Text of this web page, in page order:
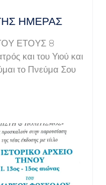
ΗΜΈΡΑΣ
ΕΤΟΥΣ 8
και του Υιού και
το Πνεύμα Σου